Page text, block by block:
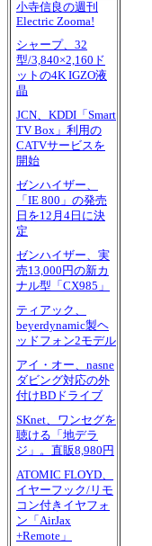
小寺信良の週刊
Electric Zooma!
シャープ、32
型/3,840×2,160ド
ットの4K IGZO液
晶
JCN、KDDI「Smart
TV Box」利用の
CATVサービスを
開始
ゼンハイザー、
「IE 800」の発売
日を12月4日に決
定
ゼンハイザー、実
売13,000円の新カ
ナル型「CX985」
ティアック、
beyerdynamic製ヘ
ッドフォン2モデル
アイ・オー、nasne
ダビング対応の外
付けBDドライブ
SKnet、ワンセグを
聴ける「地デラ
ジ」。直販8,980円
ATOMIC FLOYD、
イヤーフック/リモ
コン付きイヤフォ
ン「AirJax
+Remote」